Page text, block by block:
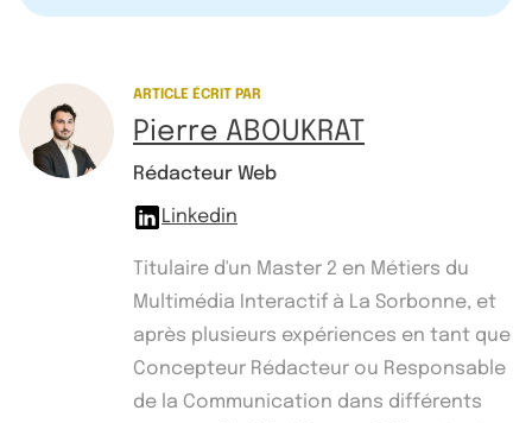
ARTICLE ÉCRIT PAR
Pierre ABOUKRAT
Rédacteur Web
Linkedin
Titulaire d'un Master 2 en Métiers du
Multimédia Interactif à La Sorbonne, et
après plusieurs expériences en tant que
Concepteur Rédacteur ou Responsable
de la Communication dans différents